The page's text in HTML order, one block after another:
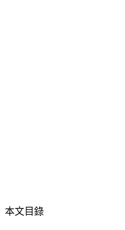
本文目錄